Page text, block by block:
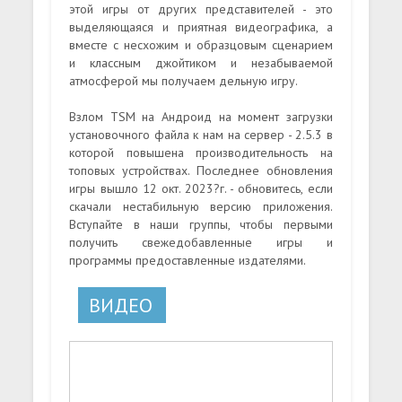
этой игры от других представителей - это
выделяющаяся и приятная видеографика, а
вместе с несхожим и образцовым сценарием
и классным джойтиком и незабываемой
атмосферой мы получаем дельную игру.
Взлом TSM на Андроид на момент загрузки
установочного файла к нам на сервер - 2.5.3 в
которой повышена производительность на
топовых устройствах. Последнее обновления
игры вышло 12 окт. 2023?г. - обновитесь, если
скачали нестабильную версию приложения.
Вступайте в наши группы, чтобы первыми
получить свежедобавленные игры и
программы предоставленные издателями.
ВИДЕО